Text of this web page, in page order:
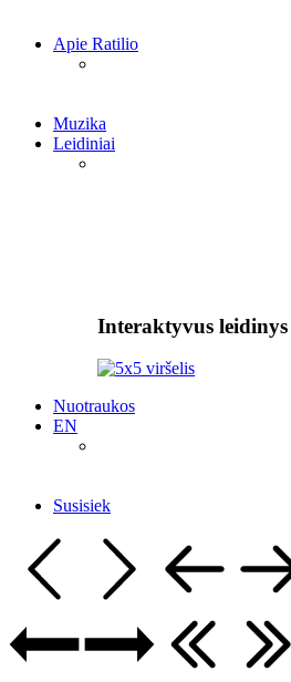
Apie Ratilio
Muzika
Leidiniai
Interaktyvus leidinys
Nuotraukos
EN
Susisiek